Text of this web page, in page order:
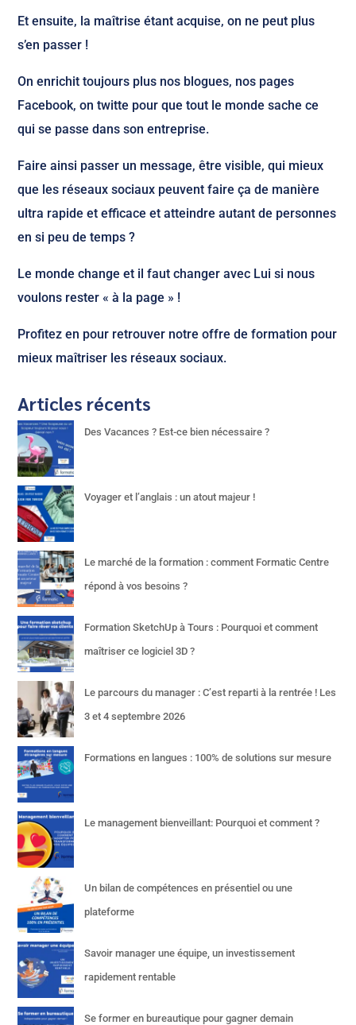
Et ensuite, la maîtrise étant acquise, on ne peut plus
s’en passer !
On enrichit toujours plus nos blogues, nos pages
Facebook, on twitte pour que tout le monde sache ce
qui se passe dans son entreprise.
Faire ainsi passer un message, être visible, qui mieux
que les réseaux sociaux peuvent faire ça de manière
ultra rapide et efficace et atteindre autant de personnes
en si peu de temps ?
Le monde change et il faut changer avec Lui si nous
voulons rester « à la page » !
Profitez en pour retrouver notre offre de formation pour
mieux maîtriser les réseaux sociaux.
Articles récents
Des Vacances ? Est-ce bien nécessaire ?
Voyager et l’anglais : un atout majeur !
Le marché de la formation : comment Formatic Centre
répond à vos besoins ?
Formation SketchUp à Tours : Pourquoi et comment
maîtriser ce logiciel 3D ?
Le parcours du manager : C’est reparti à la rentrée ! Les
3 et 4 septembre 2026
Formations en langues : 100% de solutions sur mesure
Le management bienveillant: Pourquoi et comment ?
Un bilan de compétences en présentiel ou une
plateforme
Savoir manager une équipe, un investissement
rapidement rentable
Se former en bureautique pour gagner demain